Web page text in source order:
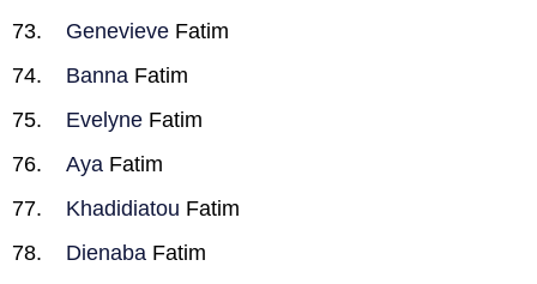
Genevieve Fatim
Banna Fatim
Evelyne Fatim
Aya Fatim
Khadidiatou Fatim
Dienaba Fatim